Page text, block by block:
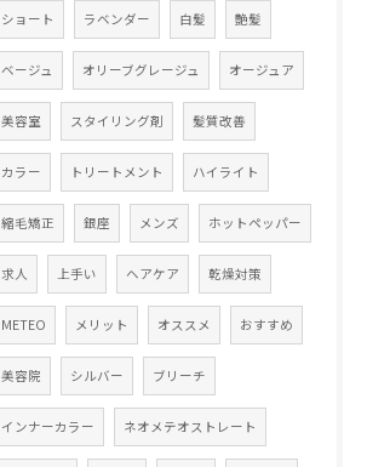
ショート ラベンダー 白髪 艶髪
ベージュ オリーブグレージュ オージュア
美容室 スタイリング剤 髪質改善
カラー トリートメント ハイライト
縮毛矯正 銀座 メンズ ホットペッパー
求人 上手い ヘアケア 乾燥対策
METEO メリット オススメ おすすめ
美容院 シルバー ブリーチ
インナーカラー ネオメテオストレート